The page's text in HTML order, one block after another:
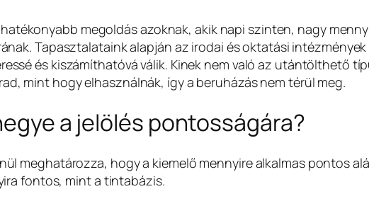
megoldás azoknak, akik napi szinten, nagy
Tapasztalataink alapján az irodai és oktatási
és kiszámíthatóvá válik. Kinek nem való az utántölthető
mint hogy elhasználnák, így a beruházás nem térül meg.
a jelölés pontosságára?
meghatározza, hogy a kiemelő mennyire alkalmas pontos
fontos, mint a tintabázis.